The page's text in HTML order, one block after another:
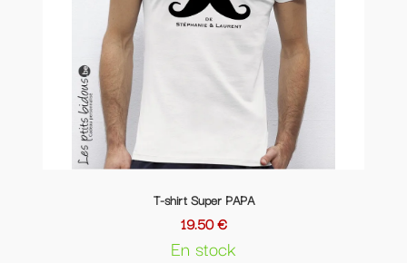
T-shirt Super PAPA
19.50 €
En stock